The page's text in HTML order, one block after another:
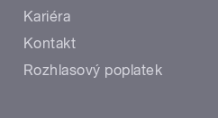
Kariéra
Kontakt
Rozhlasový poplatek